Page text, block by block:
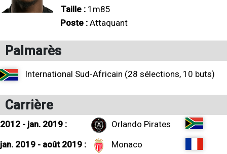
Taille : 1m85
Poste : Attaquant
Palmarès
International Sud-Africain (28 sélections, 10 buts)
Carrière
2012 - jan. 2019 :
Orlando Pirates
jan. 2019 - août 2019 :
Monaco